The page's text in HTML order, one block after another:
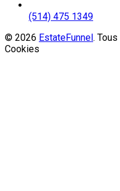
(514) 475 1349
© 2026 EstateFunnel.
Cookies